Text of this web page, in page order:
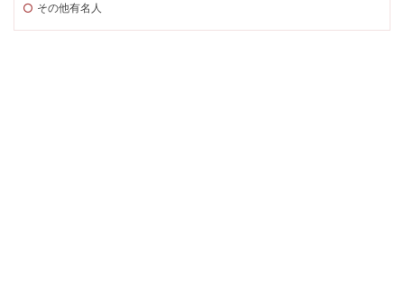
その他有名人